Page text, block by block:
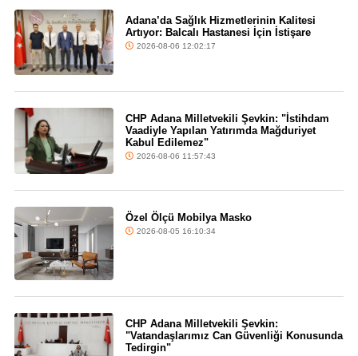
Adana’da Sağlık Hizmetlerinin Kalitesi
Artıyor: Balcalı Hastanesi İçin İstişare
2026-08-06 12:02:17
CHP Adana Milletvekili Şevkin: "İstihdam
Vaadiyle Yapılan Yatırımda Mağduriyet
Kabul Edilemez"
2026-08-06 11:57:43
Özel Ölçü Mobilya Masko
2026-08-05 16:10:34
CHP Adana Milletvekili Şevkin:
"Vatandaşlarımız Can Güvenliği Konusunda
Tedirgin"